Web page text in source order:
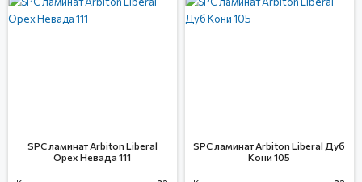
SPC ламинат Arbiton Liberal
Орех Невада 111
SPC ламинат Arbiton Liberal Дуб
Кони 105